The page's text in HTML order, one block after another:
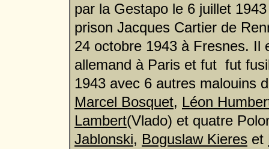
par la Gestapo le 6 juillet
prison Jacques Cartier de
24 octobre 1943 à Fresnes. Il
allemand à Paris et fut fut
1943 avec 6 autres malouins
Marcel Bosquet, Léon
Lambert(Vlado) et quatre
Jablonski, Boguslaw Kieres et